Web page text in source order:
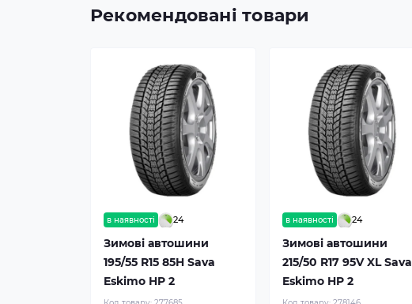
Рекомендовані товари
в наявності 24
Зимові автошини
195/55 R15 85H Sava
Eskimo HP 2
в наявності 24
Зимові автошини
215/50 R17 95V XL Sava
Eskimo HP 2